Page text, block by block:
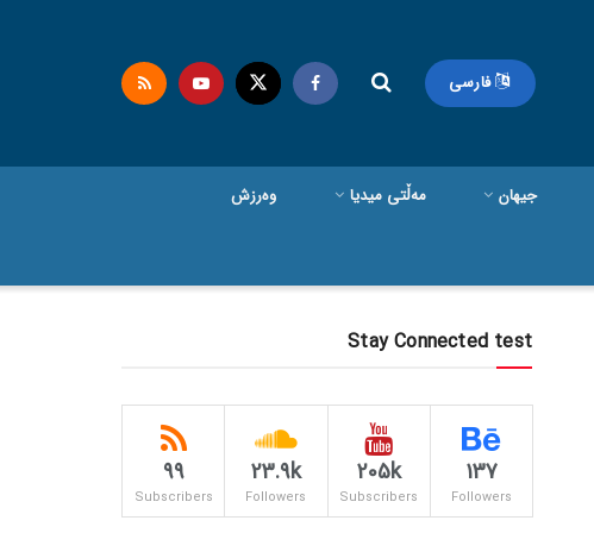
فارسی
جیهان مەڵتی میدیا وەرزش
Stay Connected test
137
Followers
205k
Subscribers
23.9k
Followers
99
Subscribers